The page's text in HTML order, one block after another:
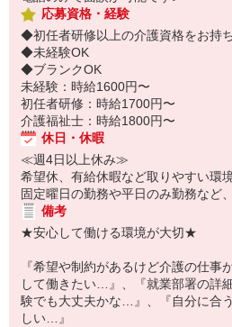
応募資格・経験
◆初任者研修以上の介護資格をお持
◆未経験OK
◆ブランクOK
未経験：時給1600円〜
初任者研修：時給1700円〜
介護福祉士：時給1800円〜
休日・休暇
≪週4日以上休み≫
希望休、有給休暇など取りやすい環境
固定曜日の勤務や平日のみ勤務など
備考
★安心して働ける環境が大切★
『希望や制約があるけど介護の仕
して働きたい…』、『就業部署の詳
験でも大丈夫かな…』、『自分に合
しい…』